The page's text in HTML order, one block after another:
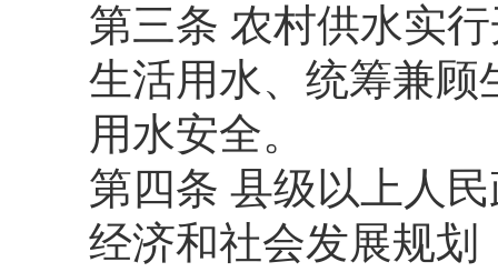
第三条 农村供水实
生活用水、统筹兼顾
用水安全。
第四条 县级以上人
经济和社会发展规划